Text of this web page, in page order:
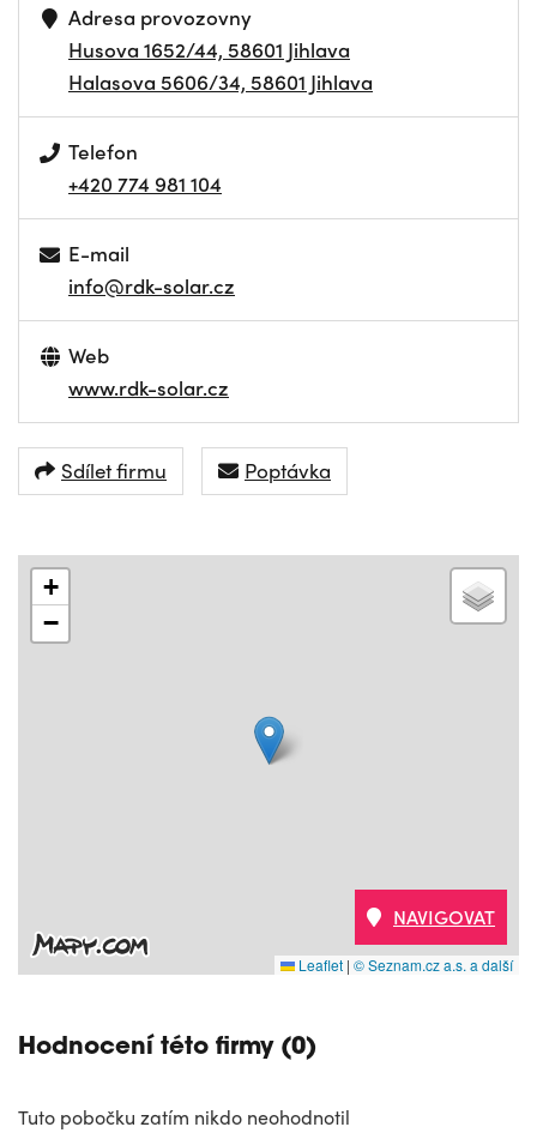
Adresa provozovny
Husova 1652/44, 58601 Jihlava
Halasova 5606/34, 58601 Jihlava
Telefon
+420 774 981 104
E-mail
info@rdk-solar.cz
Web
www.rdk-solar.cz
Sdílet firmu Poptávka
+
−
Leaflet | © Seznam.cz a.s. a další
NAVIGOVAT
Hodnocení této firmy (0)
Tuto pobočku zatím nikdo neohodnotil